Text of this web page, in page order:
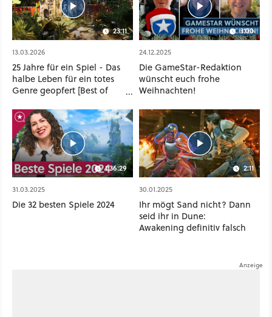
23:11
13.03.2026
25 Jahre für ein Spiel - Das
halbe Leben für ein totes
Genre geopfert [Best of
3:00
24.12.2025
Die GameStar-Redaktion
wünscht euch frohe
Weihnachten!
1:36:29
31.03.2025
Die 32 besten Spiele 2024
2:11
30.01.2025
Ihr mögt Sand nicht? Dann
seid ihr in Dune:
Awakening definitiv falsch